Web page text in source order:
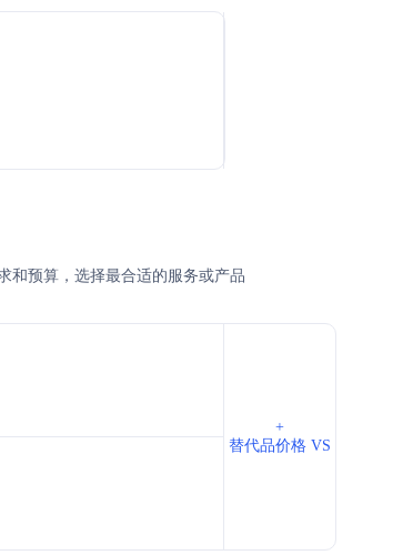
和预算，选择最合适的服务或产品
+
替代品价格 VS